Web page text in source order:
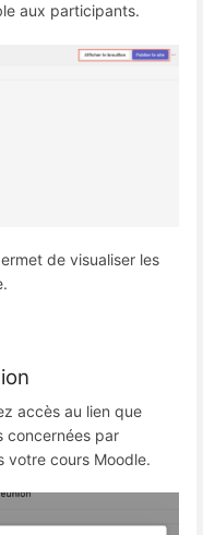
aux participants.
de visualiser les
accès au lien que
concernées par
votre cours Moodle.